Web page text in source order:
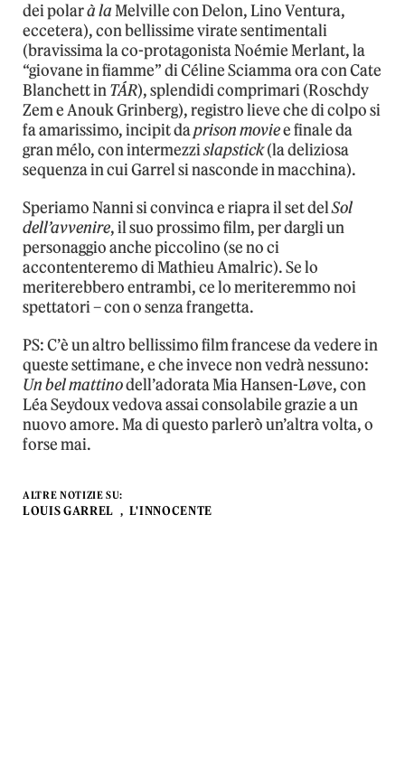
dei polarà laMelville con Delon, Lino Ventura,
eccetera), con bellissime virate sentimentali
(bravissima la co-protagonista Noémie Merlant, la
“giovane in fiamme” di Céline Sciamma ora con Cate
Blanchett inTÁR), splendidi comprimari (Roschdy
Zem e Anouk Grinberg), registro lieve che di colpo si
fa amarissimo, incipit daprison moviee finale da
gran mélo, con intermezzislapstick(la deliziosa
sequenza in cui Garrel si nasconde in macchina).
Speriamo Nanni si convinca e riapra il set delSol
dell’avvenire, il suo prossimo film, per dargli un
personaggio anche piccolino (se no ci
accontenteremo di Mathieu Amalric). Se lo
meriterebbero entrambi, ce lo meriteremmo noi
spettatori – con o senza frangetta.
PS: C’è un altro bellissimo film francese da vedere in
queste settimane, e che invece non vedrà nessuno:
Un bel mattinodell’adorata Mia Hansen-Løve, con
Léa Seydoux vedova assai consolabile grazie a un
nuovo amore. Ma di questo parlerò un’altra volta, o
forse mai.
ALTRE NOTIZIE SU:
LOUIS GARREL L'INNOCENTE